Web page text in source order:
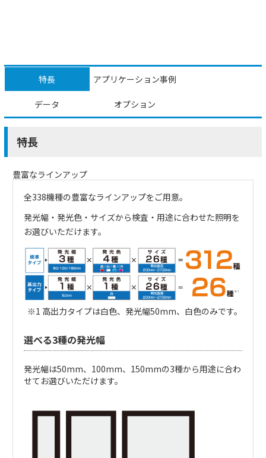
特長 アプリケーション事例
データ オプション
特長
豊富なラインアップ
全338機種の豊富なラインアップをご用意。
発光幅・発光色・サイズから検査・用途に合わせた照明を
お選びいただけます。
※1 高出力タイプは白色、発光幅50mm、白色のみです。
選べる3種の発光幅
発光幅は50mm、100mm、150mmの3種から用途に合わ
せてお選びいただけます。